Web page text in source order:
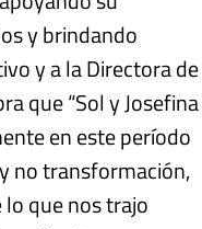
y brindando
y a la Directora de
que “Sol y Josefina
en este período
no transformación,
que nos trajo